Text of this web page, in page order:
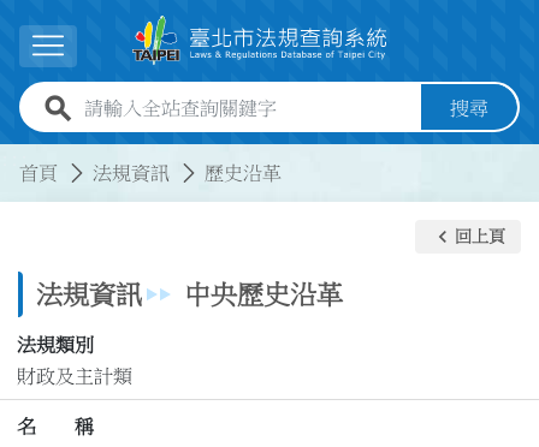
展開選單
全站查詢關鍵字欄位 搜尋
首頁 法規資訊 歷史沿革
法規資訊 中央歷史沿革
keyboard_arrow_left 回上頁
法規類別
財政及主計類
名 稱